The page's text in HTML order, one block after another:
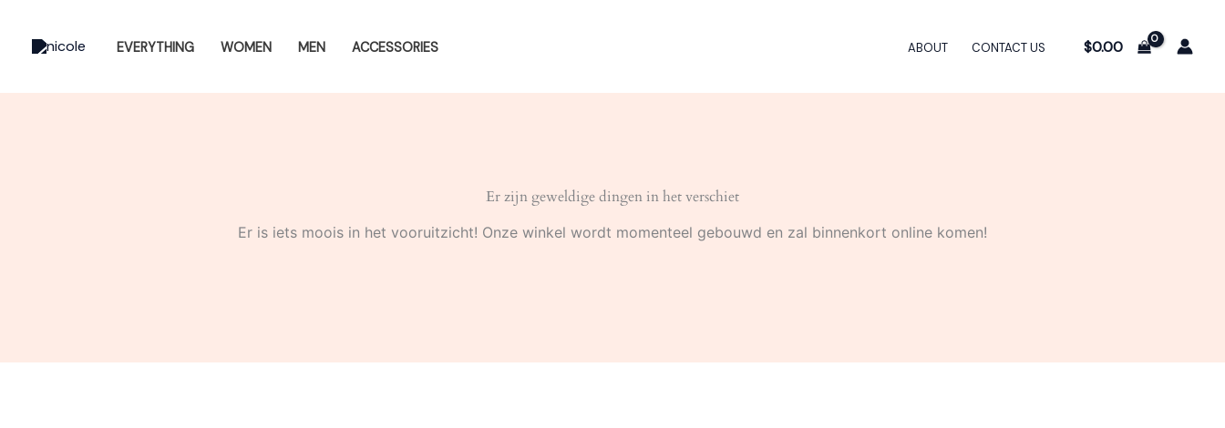
inhoud
EVERYTHING WOMEN MEN ACCESSORIES ABOUT CONTACT US $0.00
Er zijn geweldige dingen in het verschiet
Er is iets moois in het vooruitzicht! Onze winkel wordt momenteel gebouwd en zal binnenkort online komen!